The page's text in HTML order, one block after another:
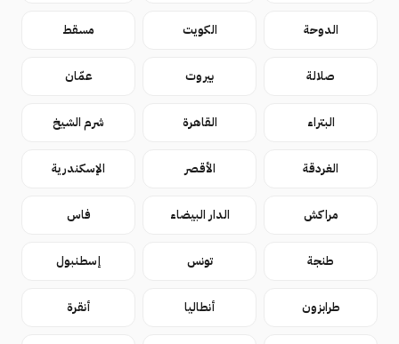
الدوحة الكويت مسقط
صلالة بيروت عمّان
البتراء القاهرة شرم الشيخ
الغردقة الأقصر الإسكندرية
مراكش الدار البيضاء فاس
طنجة تونس إسطنبول
طرابزون أنطاليا أنقرة